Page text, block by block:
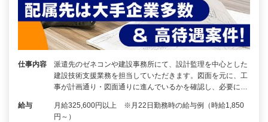
仕事内容
派遣先のゼネコンや建設事務所にて、設計監理を中心とした
建設技術支援業務を担当していただきます。図面を元に、工
事が計画通り・図面通りに進んでいるかを確認し、必要に…
給与
月給325,600円以上 ※月22日勤務時の給与例（時給1,850
円～）